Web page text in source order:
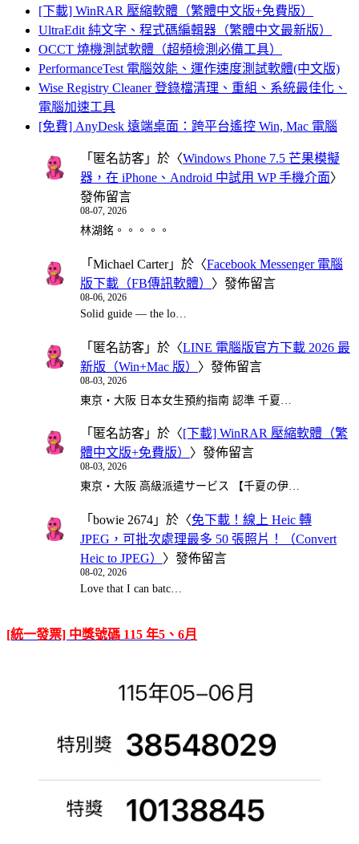
[下載] WinRAR 壓縮軟體（繁體中文版+免費版）
UltraEdit 純文字、程式碼編輯器（繁體中文最新版）
OCCT 燒機測試軟體（超頻檢測必備工具）
PerformanceTest 電腦效能、運作速度測試軟體(中文版)
Wise Registry Cleaner 登錄檔清理、重組、系統最佳化、
電腦加速工具
[免費] AnyDesk 遠端桌面：跨平台遙控 Win, Mac 電腦
「 匿名訪客 」於〈Windows Phone 7.5 芒果模擬
器，在 iPhone、Android 中試用 WP 手機介面〉
發佈留言
08-07, 2026
林湖銘。。。。。
「 Michael Carter」於〈Facebook Messenger 電腦
版下載（FB傳訊軟體） 〉發佈留言
08-06, 2026
Solid guide — the lo…
「 匿名訪客 」於〈LINE 電腦版官方下載 2026 最
新版（Win+Mac 版） 〉發佈留言
08-03, 2026
東京・大阪 日本女生預約指南 認準 千夏…
「 匿名訪客 」於〈[下載] WinRAR 壓縮軟體（繁
體中文版+免費版） 〉發佈留言
08-03, 2026
東京・大阪 高級派遣サービス 【千夏の伊…
「 bowie 2674 」於〈免下載！線上 Heic 轉
JPEG，可批次處理最多 50 張照片！（Convert
Heic to JPEG） 〉發佈留言
08-02, 2026
Love that I can batc…
[統一發票] 中獎號碼 115 年5、6月